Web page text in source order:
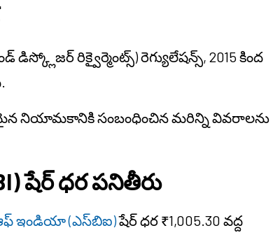
డిస్క్లోజర్ రిక్వైర్మెంట్స్) రెగ్యులేషన్స్, 2015 కింద
నియామకానికి సంబంధించిన మరిన్ని వివరాలను
షేర్ ధర పనితీరు
ఆఫ్ ఇండియా (ఎస్‌బిఐ)షేర్ ధర ₹1,005.30 వద్ద